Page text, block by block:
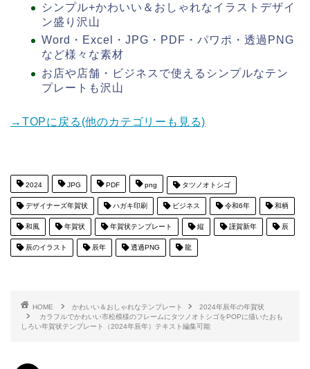
シンプル+かわいい＆おしゃれなイラストデザイ
ン盛り沢山
Word・Excel・JPG・PDF・パワポ・透過PNG
など様々な素材
お店や店舗・ビジネスで使えるシンプルなテン
プレートも沢山
→TOPに戻る(他のカテゴリーも見る)
2024 JPG PDF png タツノオトシゴ
デザイナーズ年賀状 ハガキ印刷 ビジネス 令和6年 和柄
和風 年賀状 年賀状テンプレート 縦 謹賀新年 辰
辰のイラスト 辰年 透過PNG 龍
HOME かわいい＆おしゃれなテンプレート
2024年辰年の年賀状
カラフルでかわいい市松模様のフレームにタツノオトシゴをPOPに描いたおも
しろい年賀状テンプレート（2024年辰年）テキスト編集可能